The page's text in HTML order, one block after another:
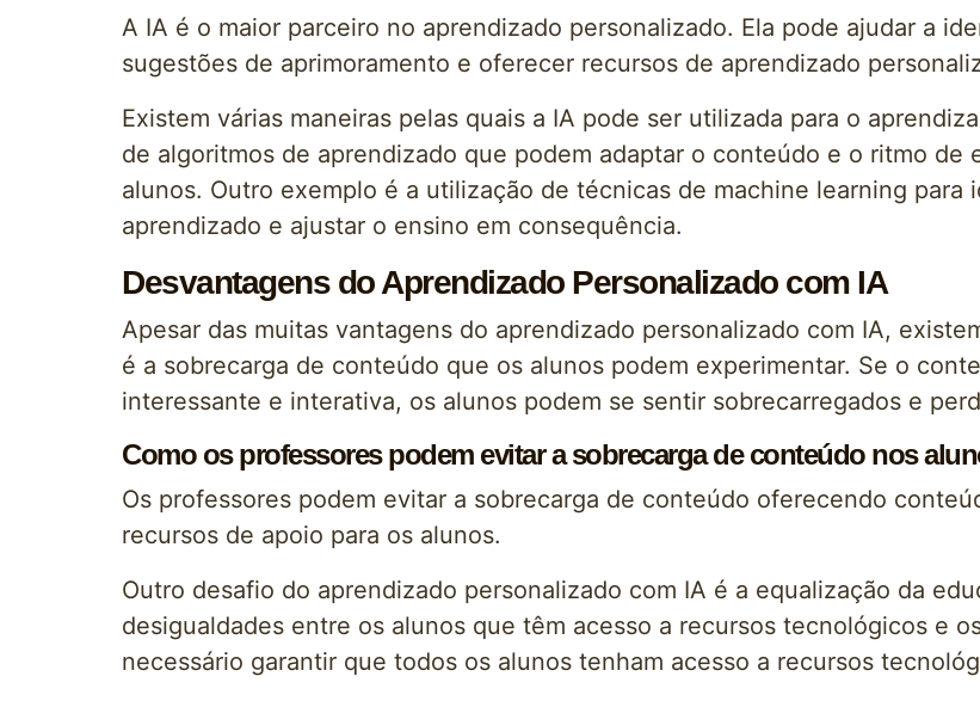
A IA é o maior parceiro no aprendizado personalizado. Ela pode ajudar a
sugestões de aprimoramento e oferecer recursos de aprendizado
Existem várias maneiras pelas quais a IA pode ser utilizada para o
de algoritmos de aprendizado que podem adaptar o conteúdo e o ritmo de
alunos. Outro exemplo é a utilização de técnicas de machine learning para
aprendizado e ajustar o ensino em consequência.
Desvantagens do Aprendizado Personalizado com IA
Apesar das muitas vantagens do aprendizado personalizado com IA,
é a sobrecarga de conteúdo que os alunos podem experimentar. Se o
interessante e interativa, os alunos podem se sentir sobrecarregados e
Como os professores podem evitar a sobrecarga de conteúdo nos
Os professores podem evitar a sobrecarga de conteúdo oferecendo
recursos de apoio para os alunos.
Outro desafio do aprendizado personalizado com IA é a equalização da
desigualdades entre os alunos que têm acesso a recursos tecnológicos e
necessário garantir que todos os alunos tenham acesso a recursos